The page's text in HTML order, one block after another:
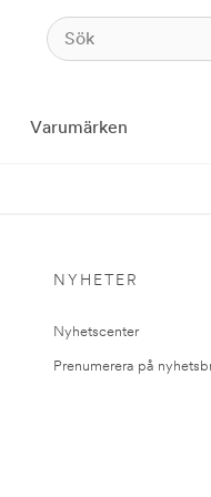
Varumärken
NYHETER
Nyhetscenter
Prenumerera på